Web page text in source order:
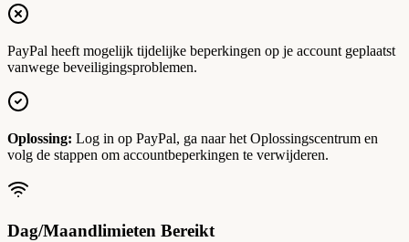
PayPal heeft mogelijk tijdelijke beperkingen op je account geplaatst
vanwege beveiligingsproblemen.
Oplossing: Log in op PayPal, ga naar het Oplossingscentrum en
volg de stappen om accountbeperkingen te verwijderen.
Dag/Maandlimieten Bereikt